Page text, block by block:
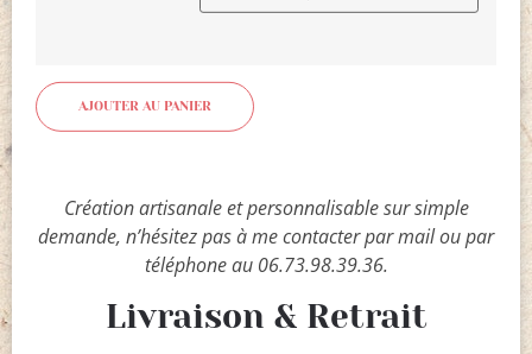
AJOUTER AU PANIER
Création artisanale et personnalisable sur simple
demande, n’hésitez pas à me contacter par mail ou par
téléphone au 06.73.98.39.36.
Livraison & Retrait